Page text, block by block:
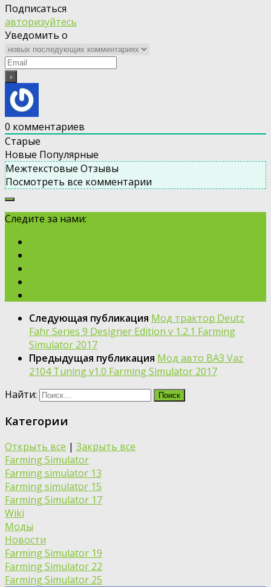
Подписаться
авторизуйтесь
Уведомить о
0 комментариев
Старые
Новые Популярные
Межтекстовые Отзывы
Посмотреть все комментарии
Следите за нами:
Следующая публикация Мод трактор Deutz
Fahr Series 9 Designer Edition v 1.2.1 Farming
Simulator 2017
Предыдущая публикация Мод авто ВАЗ Vaz
2104 Tuning v1.0 Farming Simulator 2017
Найти:
Категории
Открыть все | Закрыть все
Farming Simulator
Farming simulator 13
Farming simulator 15
Farming Simulator 17
Wiki
Моды
Новости
Farming Simulator 19
Farming Simulator 22
Farming Simulator 25